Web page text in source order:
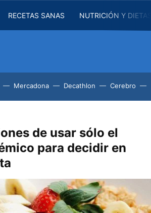
RECETAS SANAS NUTRICIÓN Y
Mercadona Decathlon Cerebro
de usar sólo el
para decidir en